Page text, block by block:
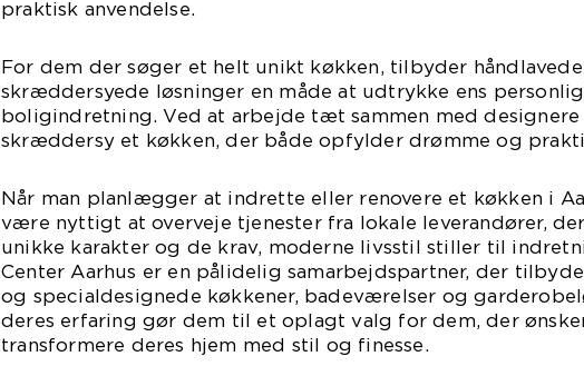
praktisk anvendelse.
For dem der søger et helt unikt køkken, tilbyder
skræddersyede løsninger en måde at udtrykke ens
boligindretning. Ved at arbejde tæt sammen med designere
skræddersy et køkken, der både opfylder drømme og
Når man planlægger at indrette eller renovere et køkken i
være nyttigt at overveje tjenester fra lokale leverandører,
unikke karakter og de krav, moderne livsstil stiller til
Center Aarhus er en pålidelig samarbejdspartner, der
og specialdesignede køkkener, badeværelser og
deres erfaring gør dem til et oplagt valg for dem, der
transformere deres hjem med stil og finesse.